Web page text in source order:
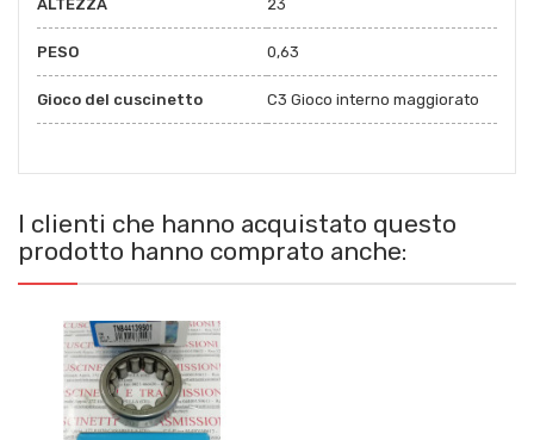
ALTEZZA 23
PESO 0,63
Gioco del cuscinetto C3 Gioco interno maggiorato
I clienti che hanno acquistato questo
prodotto hanno comprato anche: